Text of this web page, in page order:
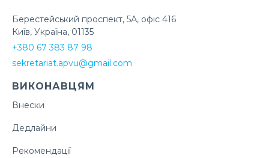
Берестейський проспект, 5А, офіс 416
Київ, Україна, 01135
+380 67 383 87 98
sekretariat.apvu@gmail.com
ВИКОНАВЦЯМ
Внески
Дедлайни
Рекомендації